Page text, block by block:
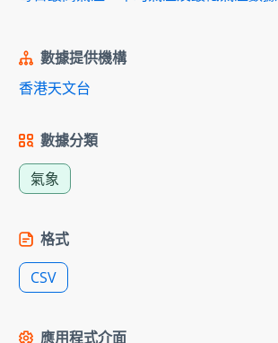
數據提供機構
香港天文台
數據分類
氣象
格式
CSV
應用程式介面